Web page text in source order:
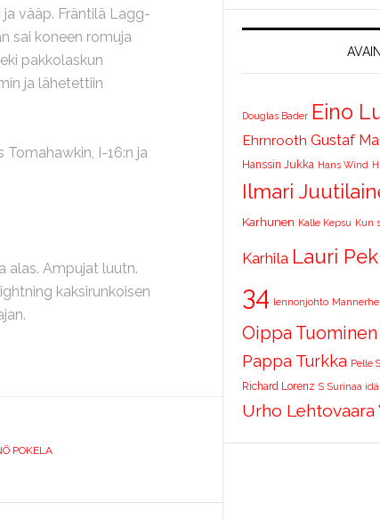
vääp. Fräntilä Lagg-
sai koneen romuja
pakkolaskun
ja lähetettiin
I-16:n ja
alas. Ampujat luutn.
kaksirunkoisen
POKELA
Douglas Bader Eino
Ehrnrooth Gustaf
Hanssin Jukka Hans Wind
Ilmari
Karhunen Kalle Kepsu Kun
Karhila Lauri
34 lennonjohto
Oippa Tuominen
Pappa Turkka Pelle
Richard Lorenz S Surinaa
Urho Lehtovaara